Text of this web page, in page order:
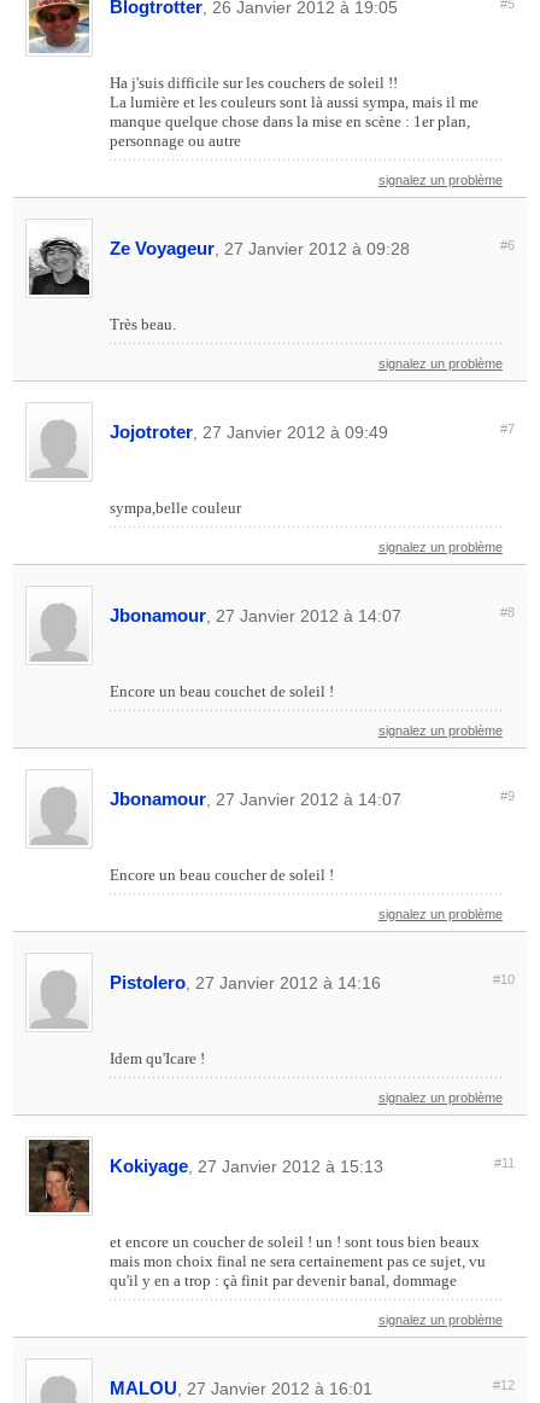
Blogtrotter , 26 Janvier 2012 à 19:05 #5
Ha j'suis difficile sur les couchers de soleil !!
La lumière et les couleurs sont là aussi sympa, mais il me
manque quelque chose dans la mise en scène : 1er plan,
personnage ou autre
signalez un problème
Ze Voyageur , 27 Janvier 2012 à 09:28 #6
Très beau.
signalez un problème
Jojotroter , 27 Janvier 2012 à 09:49 #7
sympa,belle couleur
signalez un problème
Jbonamour , 27 Janvier 2012 à 14:07 #8
Encore un beau couchet de soleil !
signalez un problème
Jbonamour , 27 Janvier 2012 à 14:07 #9
Encore un beau coucher de soleil !
signalez un problème
Pistolero , 27 Janvier 2012 à 14:16 #10
Idem qu'Icare !
signalez un problème
Kokiyage , 27 Janvier 2012 à 15:13 #11
et encore un coucher de soleil ! un ! sont tous bien beaux
mais mon choix final ne sera certainement pas ce sujet, vu
qu'il y en a trop : çà finit par devenir banal, dommage
signalez un problème
MALOU , 27 Janvier 2012 à 16:01 #12